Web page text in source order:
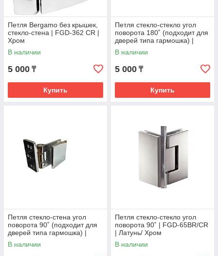
Петля Bergamo без крышек,
стекло-стена | FGD-362 CR |
Хром
В наличии
5 000 ₸
Купить
Петля стекло-стекло угол
поворота 180˚ (подходит для
дверей типа гармошка) |
FGD-530 CR | Хром
В наличии
5 000 ₸
Купить
Петля стекло-стена угол
поворота 90˚ (подходит для
дверей типа гармошка) |
FGD-529 CR | Хром
В наличии
Петля стекло-стекло угол
поворота 90˚ | FGD-65BR/CR
| Латунь/ Хром
В наличии